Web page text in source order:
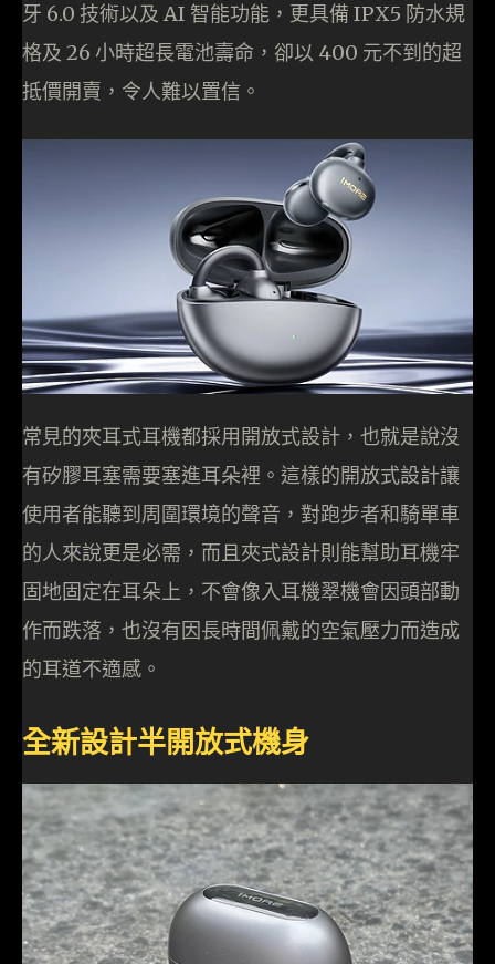
牙 6.0 技術以及 AI 智能功能，更具備 IPX5 防水規
格及 26 小時超長電池壽命，卻以 400 元不到的超
抵價開賣，令人難以置信。
常見的夾耳式耳機都採用開放式設計，也就是說沒
有矽膠耳塞需要塞進耳朵裡。這樣的開放式設計讓
使用者能聽到周圍環境的聲音，對跑步者和騎單車
的人來說更是必需，而且夾式設計則能幫助耳機牢
固地固定在耳朵上，不會像入耳機翠機會因頭部動
作而跌落，也沒有因長時間佩戴的空氣壓力而造成
的耳道不適感。
全新設計半開放式機身